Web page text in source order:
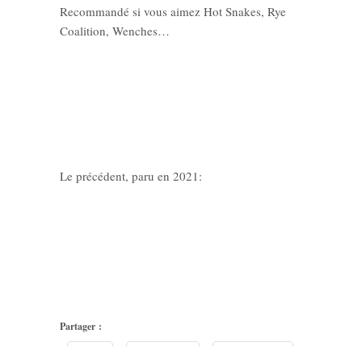
Recommandé si vous aimez Hot Snakes, Rye
Coalition, Wenches…
Le précédent, paru en 2021:
Partager :